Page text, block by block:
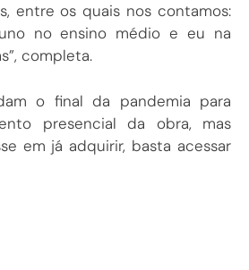
entre os quais nos contamos:
no ensino médio e eu na
completa.
o final da pandemia para
presencial da obra, mas
em já adquirir, basta acessar